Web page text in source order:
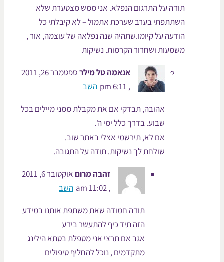
תודה על התרגום הנפלא. אני ממש מצטערת שלא
השתתפתי בערב שערכת אתמול – לא קיבלתי כל
הודעה על קיומו.שתהיה שנה נפלאה של עוצמה, אור ,
משמעות ושחרור הקרמות. נשיקות
אנאמה טל מילר
ספטמבר 26, 2011
, 6:11 pm
השב
אהובה, תבדקי אם את מקבלת ממני מיילים בכל
שבוע. בדרך כלל ימי ה'.
אם לא, תירשמי אצלי באתר שוב.
שולחת לך נשיקות. תודה על התגובה.
זהבה מרום
אוקטובר 6, 2011
, 11:02 am
השב
תודה חמודה שאת משתפת אותנו במידע
הזה תיד כיף להתעשר בידע
אגב אם תרצי אני מטפלת בטתא הילינג
מתקדמים , נוכל להחליף טיפולים